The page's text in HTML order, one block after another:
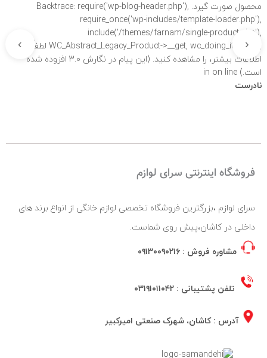
محصول صورت گیرد. Backtrace: require('wp-blog-header.php'),
require_once('wp-includes/template-loader.php'),
include('/themes/farnam/single-product.php'),
WC_Abstract_Legacy_Product->__get, wc_doing_it_wrong لطفاً برای
اطلاعات بیشتر،
را مشاهده کنید. (این پیام در نگارش 3.0 افزوده شده
است.) in on line
نادرست
‹
›
فروشگاه اینترنتی سرای لوازم
سرای لوازم ،بزرگترین فروشگاه تخصصی لوازم خانگی از انواع برند های
داخلی در کاشان،پیش روی شماست.
مشاوره فروش : ۰۹۱۳۰۰۹۰۲۱۶
تلفن پشتیبانی : ۰۳۱۹۱۰۱۱۰۴۲
آدرس : کاشان، شهرک صنعتی امیرکبیر